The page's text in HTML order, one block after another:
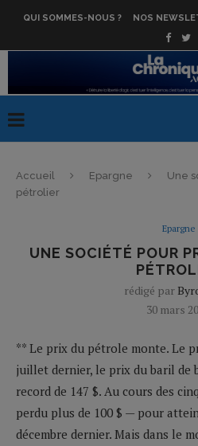
QUI SOMMES-NOUS ? NOS
Accueil Epargne
Une
pétrolier
Epargne
UNE SOCIÉTÉ POUR
rédigé par
30 mars
** Le prix du pétrole monte. Le
juillet dernier, le prix du baril de
record de 147 $. Au cours des
perdu plus de 100 $ — pour
décembre dernier. Mais dans le